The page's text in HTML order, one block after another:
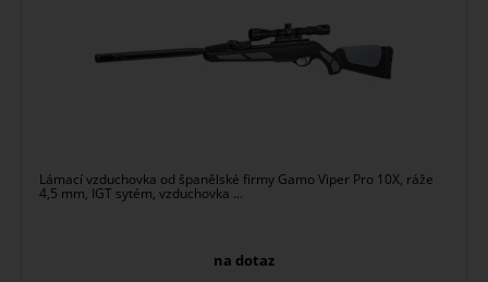
Lámací vzduchovka od španělské firmy Gamo Viper Pro 10X, ráže
4,5 mm, IGT sytém, vzduchovka ...
na dotaz